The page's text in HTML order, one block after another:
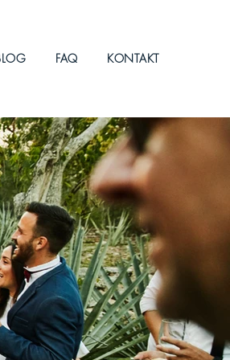
FAQ KONTAKT